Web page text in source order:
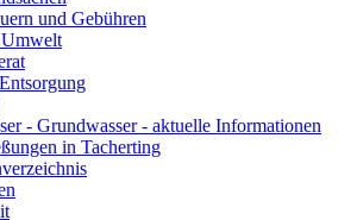
und Gebühren
- Grundwasser - aktuelle Informationen
in Tacherting